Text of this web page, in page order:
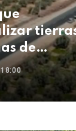
de
a
18:00